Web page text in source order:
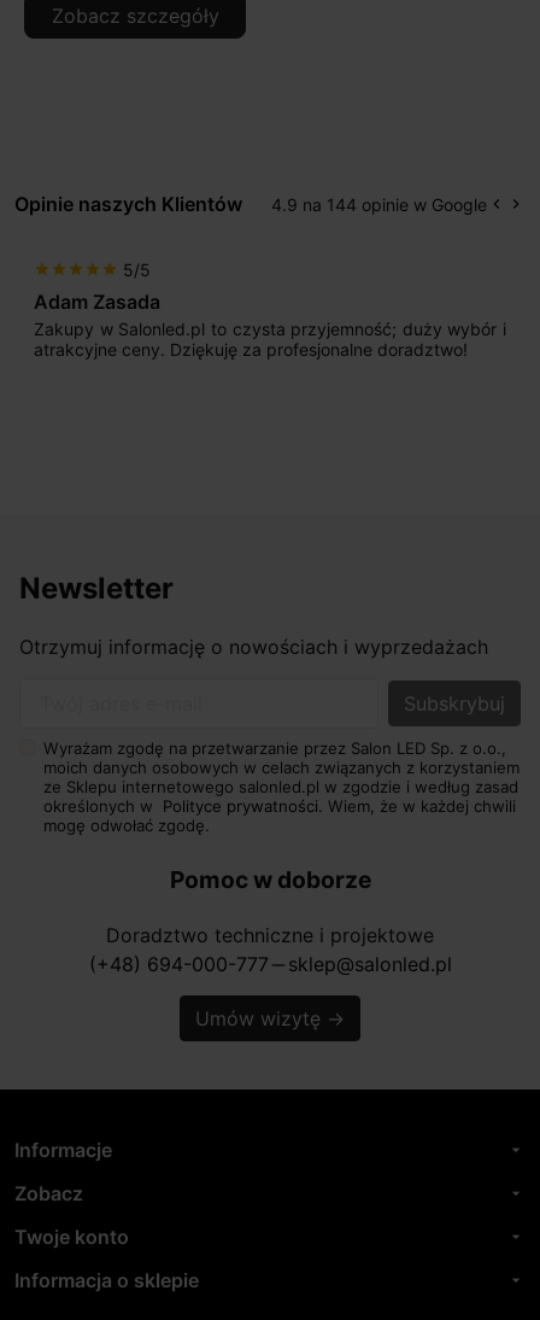
Zobacz szczegóły
Opinie naszych Klientów 4.9 na 144 opinie w Google keyboard_arrow_left keyboard_arrow_right
star star star star star 5/5
Max777
Jestem bardzo zadowolony. Przede wszystkim od
początku uderzyło mnie profesjonalne podejście
Newsletter
Otrzymuj informację o nowościach i wyprzedażach
Wyrażam zgodę na przetwarzanie przez Salon LED Sp. z o.o.,
moich danych osobowych w celach związanych z korzystaniem
ze Sklepu internetowego salonled.pl w zgodzie i według zasad
określonych w Polityce prywatności. Wiem, że w każdej chwili
mogę odwołać zgodę.
Pomoc w doborze
Doradztwo techniczne i projektowe
(+48) 694-000-777 horizontal_rule sklep@salonled.pl
Umów wizytę →
Informacje arrow_drop_down
Zobacz arrow_drop_down
Twoje konto arrow_drop_down
Informacja o sklepie arrow_drop_down